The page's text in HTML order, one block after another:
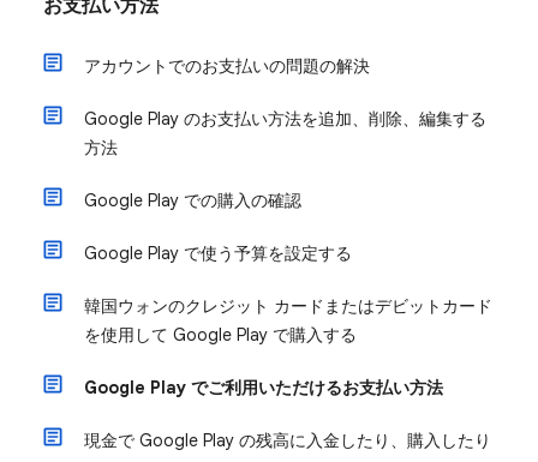
お支払い方法
アカウントでのお支払いの問題の解決
Google Play のお支払い方法を追加、削除、編集する
方法
Google Play での購入の確認
Google Play で使う予算を設定する
韓国ウォンのクレジット カードまたはデビットカード
を使用して Google Play で購入する
Google Play でご利用いただけるお支払い方法
現金で Google Play の残高に入金したり、購入したり